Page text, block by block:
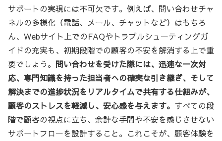
サポートの実現には不可欠です。例えば、問い合わせチャ
ネルの多様化（電話、メール、チャットなど）はもちろ
ん、Webサイト上でのFAQやトラブルシューティングガ
イドの充実も、初期段階での顧客の不安を解消する上で重
要でしょう。 問い合わせを受けた際には、迅速な一次対
応、専門知識を持った担当者への確実な引き継ぎ、そして
解決までの進捗状況をリアルタイムで共有する仕組みが、
顧客のストレスを軽減し、安心感を与えます。 すべての段
階で顧客の視点に立ち、余計な手間や不安を感じさせない
サポートフローを設計すること。これこそが、顧客体験を